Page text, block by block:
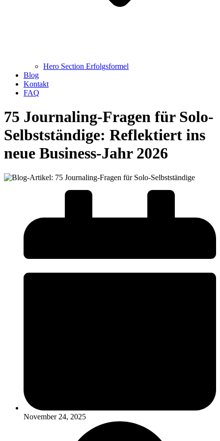
Hero Section Erfolgsformel
Blog
Kontakt
FAQ
75 Journaling-Fragen für Solo-
Selbstständige: Reflektiert ins
neue Business-Jahr 2026
November 24, 2025